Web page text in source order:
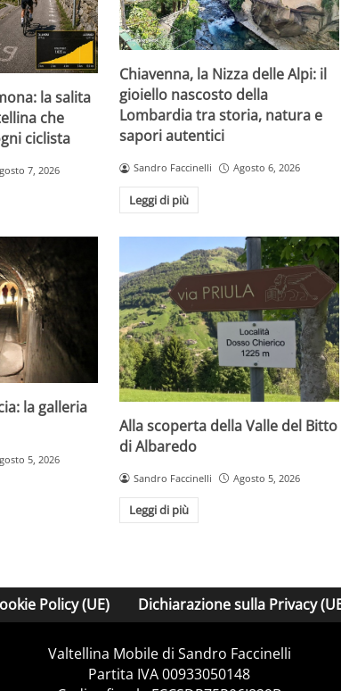
la salita
che
ciclista
7, 2026
Chiavenna, la Nizza delle Alpi: il
gioiello nascosto della
Lombardia tra storia, natura e
sapori autentici
Sandro Faccinelli Agosto 6, 2026
Leggi di più
la galleria
5, 2026
Alla scoperta della Valle del Bitto
di Albaredo
Sandro Faccinelli Agosto 5, 2026
Leggi di più
Policy (UE) Dichiarazione sulla Privacy
Valtellina Mobile di Sandro Faccinelli
Partita IVA 00933050148